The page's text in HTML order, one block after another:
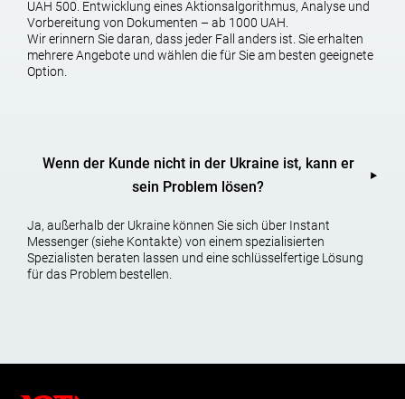
UAH 500. Entwicklung eines Aktionsalgorithmus, Analyse und
Vorbereitung von Dokumenten – ab 1000 UAH.
Wir erinnern Sie daran, dass jeder Fall anders ist. Sie erhalten
mehrere Angebote und wählen die für Sie am besten geeignete
Option.
Wenn der Kunde nicht in der Ukraine ist, kann er
sein Problem lösen?
Ja, außerhalb der Ukraine können Sie sich über Instant
Messenger (siehe Kontakte) von einem spezialisierten
Spezialisten beraten lassen und eine schlüsselfertige Lösung
für das Problem bestellen.